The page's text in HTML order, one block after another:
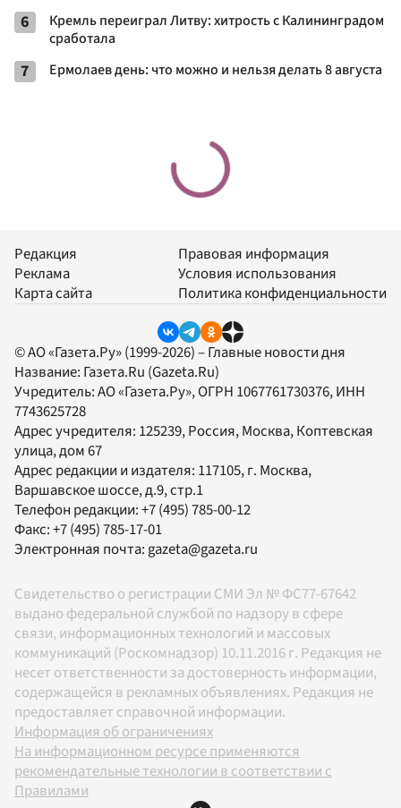
6
Кремль переиграл Литву: хитрость с Калининградом
сработала
7 Ермолаев день: что можно и нельзя делать 8 августа
Редакция
Реклама
Карта сайта
Правовая информация
Условия использования
Политика конфиденциальности
© АО «Газета.Ру» (1999-2026) – Главные новости дня
Название: Газета.Ru (Gazeta.Ru)
Учредитель:АО «Газета.Ру», ОГРН 1067761730376, ИНН
7743625728
Адрес учредителя: 125239, Россия, Москва, Коптевская
улица, дом 67
Адрес редакции и издателя: 117105, г. Москва,
Варшавское шоссе, д.9, стр.1
Телефон редакции:+7 (495) 785-00-12
Факс:+7 (495) 785-17-01
Электронная почта: gazeta@gazeta.ru
Свидетельство о регистрации СМИ Эл № ФС77-67642
выдано федеральной службой по надзору в сфере
связи, информационных технологий и массовых
коммуникаций (Роскомнадзор) 10.11.2016 г. Редакция не
несет ответственности за достоверность информации,
содержащейся в рекламных объявлениях. Редакция не
предоставляет справочной информации.
Информация об ограничениях
На информационном ресурсе применяются
рекомендательные технологии в соответствии с
Правилами